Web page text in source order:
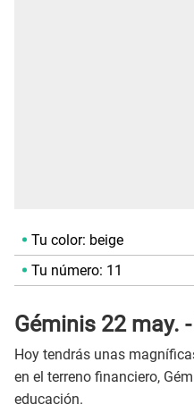
Tu color: beige
Tu número: 11
Géminis 22 may.
Hoy tendrás unas
en el terreno financiero,
educación.